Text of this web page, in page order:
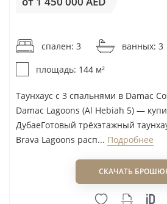
спален: 3
ванных: 3
площадь: 144 м²
Таунхаус с 3 спальнями в Damac
Damac Lagoons (Al Hebiah 5) —
ДубаеГотовый трёхэтажный
Brava Lagoons расп... Подробнее
СКАЧАТЬ